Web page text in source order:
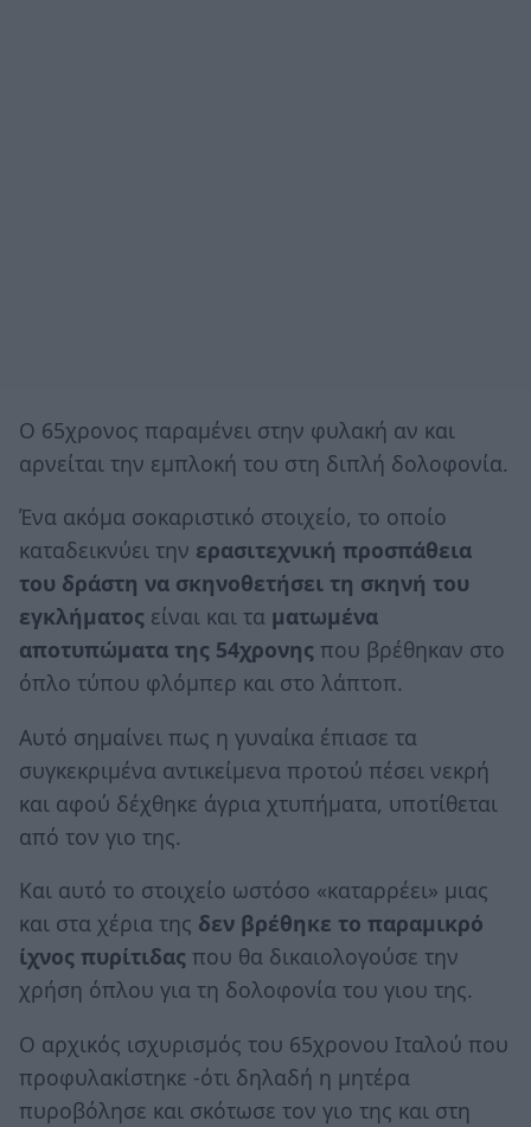
Ο 65χρονος παραμένει στην φυλακή αν και
αρνείται την εμπλοκή του στη διπλή δολοφονία.
Ένα ακόμα σοκαριστικό στοιχείο, το οποίο
καταδεικνύει την ερασιτεχνική προσπάθεια
του δράστη να σκηνοθετήσει τη σκηνή του
εγκλήματος είναι και τα ματωμένα
αποτυπώματα της 54χρονης που βρέθηκαν στο
όπλο τύπου φλόμπερ και στο λάπτοπ.
Αυτό σημαίνει πως η γυναίκα έπιασε τα
συγκεκριμένα αντικείμενα προτού πέσει νεκρή
και αφού δέχθηκε άγρια χτυπήματα, υποτίθεται
από τον γιο της.
Και αυτό το στοιχείο ωστόσο «καταρρέει» μιας
και στα χέρια της δεν βρέθηκε το παραμικρό
ίχνος πυρίτιδας που θα δικαιολογούσε την
χρήση όπλου για τη δολοφονία του γιου της.
Ο αρχικός ισχυρισμός του 65χρονου Ιταλού που
προφυλακίστηκε -ότι δηλαδή η μητέρα
πυροβόλησε και σκότωσε τον γιο της και στη